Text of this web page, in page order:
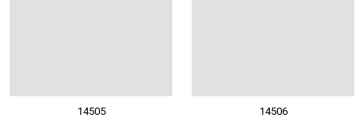
14505 14506